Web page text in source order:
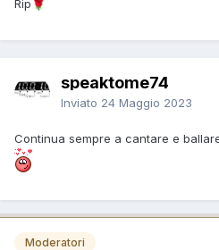
Rip 🌹
speaktome74
Inviato 24 Maggio 2023
Continua sempre a cantare e
Moderatori